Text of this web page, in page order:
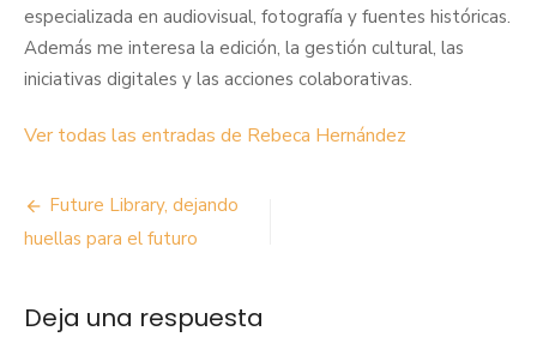
especializada en audiovisual, fotografía y fuentes históricas.
Además me interesa la edición, la gestión cultural, las
iniciativas digitales y las acciones colaborativas.
Ver todas las entradas de Rebeca Hernández
Navegación
de
Future Library, dejando
huellas para el futuro
Deja una respuesta